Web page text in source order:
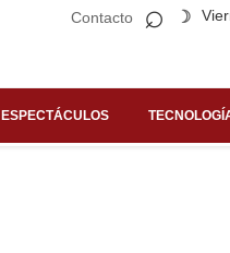
Contacto ⌕ ☽
ESPECTÁCULOS